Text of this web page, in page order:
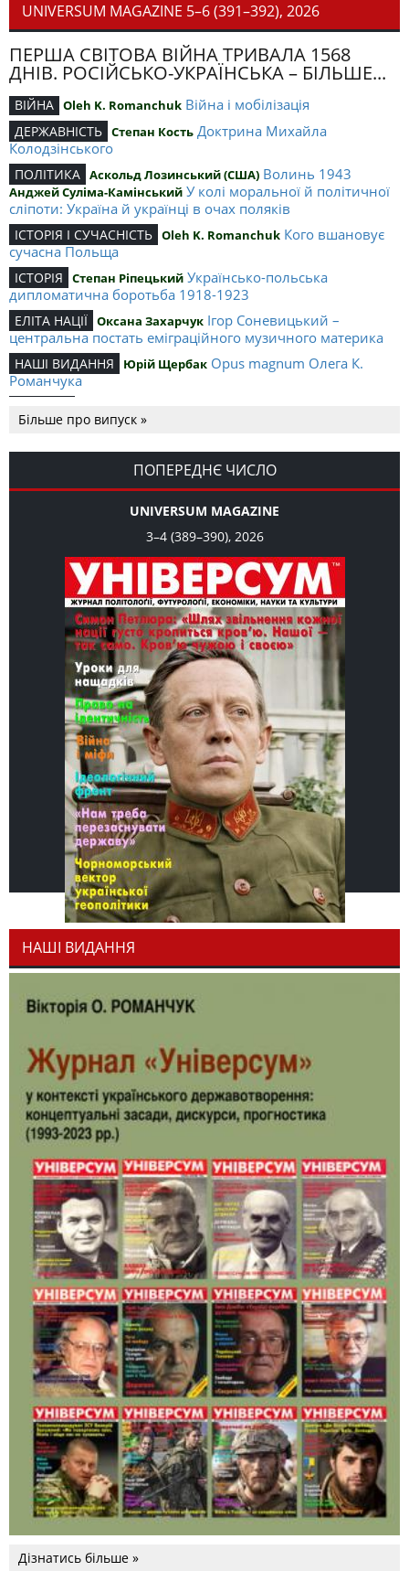
UNIVERSUM MAGAZINE 5–6 (391–392), 2026
ПЕРША СВІТОВА ВІЙНА ТРИВАЛА 1568
ДНІВ. РОСІЙСЬКО-УКРАЇНСЬКА – БІЛЬШЕ...
ВІЙНА Oleh K. Romanchuk Війна і мобілізація
ДЕРЖАВНІСТЬ Степан Кость Доктрина Михайла
Колодзінського
ПОЛІТИКА Аскольд Лозинський (США) Волинь 1943
Анджей Суліма-Камінський У колі моральної й політичної
сліпоти: Україна й українці в очах поляків
ІСТОРІЯ І СУЧАСНІСТЬ Oleh K. Romanchuk Кого вшановує
сучасна Польща
ІСТОРІЯ Степан Ріпецький Українсько-польська
дипломатична боротьба 1918-1923
ЕЛІТА НАЦІЇ Оксана Захарчук Ігор Соневицький –
центральна постать еміграційного музичного материка
НАШІ ВИДАННЯ Юрій Щербак Opus magnum Олега К.
Романчука
Романчука
Editorial Oleh K. Romanchuk Журавель і синиця як
уособлення української політстратегії й тактики
Більше про випуск »
ПОПЕРЕДНЄ ЧИСЛО
UNIVERSUM MAGAZINE
3–4 (389–390), 2026
НАШІ ВИДАННЯ
Дізнатись більше »